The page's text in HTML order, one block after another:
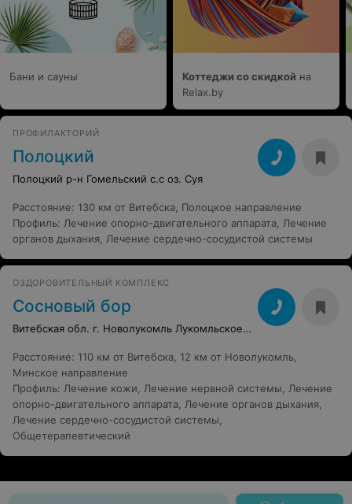
Бани и сауны Коттеджи со скидкой на
Relax.by
ПРОФИЛАКТОРИЙ
Полоцкий
Полоцкий р-н Гомельский с.с оз. Суя
Расстояние: 130 км от Витебска, Полоцкое направление
Профиль: Лечение опорно-двигательного аппарата Лечение
органов дыхания Лечение сердечно-сосудистой системы
ОЗДОРОВИТЕЛЬНЫЙ КОМПЛЕКС
Сосновый бор
Витебская обл. г. Новолукомль Лукомльское шоссе, 10
Расстояние: 110 км от Витебска, 12 км от Новолукомль,
Минское направление
Профиль: Лечение кожи Лечение нервной системы
Лечение
опорно-двигательного аппарата Лечение органов дыхания
Лечение сердечно-сосудистой системы
Общетерапевтический